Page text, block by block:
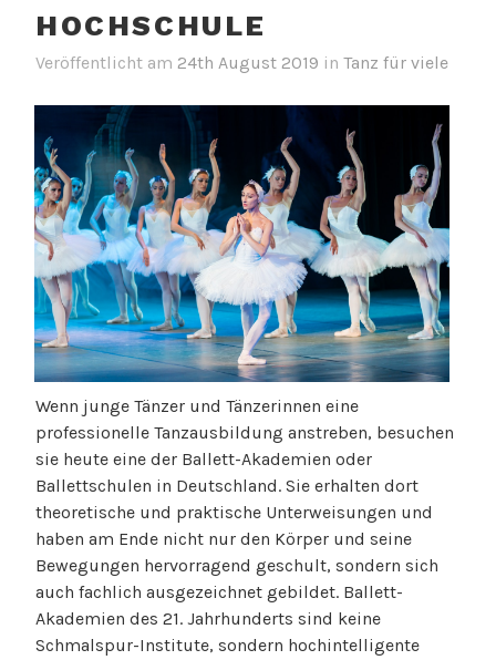
HOCHSCHULE
Veröffentlicht am 24th August 2019 in Tanz für viele
Wenn junge Tänzer und Tänzerinnen eine
professionelle Tanzausbildung anstreben, besuchen
sie heute eine der Ballett-Akademien oder
Ballettschulen in Deutschland. Sie erhalten dort
theoretische und praktische Unterweisungen und
haben am Ende nicht nur den Körper und seine
Bewegungen hervorragend geschult, sondern sich
auch fachlich ausgezeichnet gebildet. Ballett-
Akademien des 21. Jahrhunderts sind keine
Schmalspur-Institute, sondern hochintelligente